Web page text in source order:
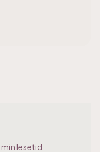
min lesetid